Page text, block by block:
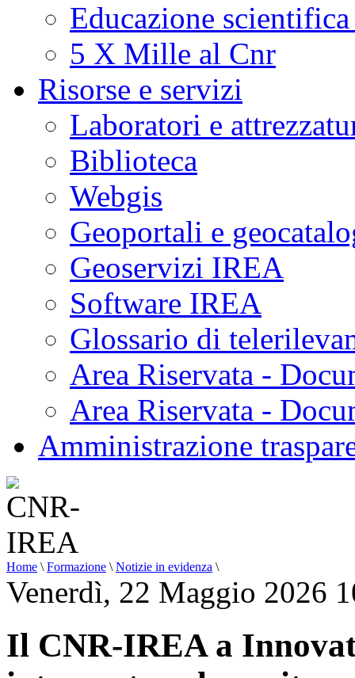
Educazione
5 X Mille al Cnr
Risorse e servizi
Laboratori e
Biblioteca
Webgis
Geoportali e
Geoservizi IREA
Software IREA
Glossario di
Area Riservata -
Area Riservata -
Amministrazione
Home \ Formazione \ Notizie in evidenza \
Venerdì, 22 Maggio 2026
Il CNR-IREA a